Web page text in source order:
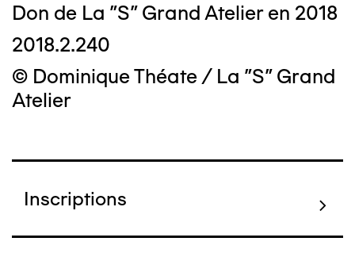
Don de La "S" Grand Atelier en 2018
2018.2.240
© Dominique Théate / La "S" Grand
Atelier
Inscriptions